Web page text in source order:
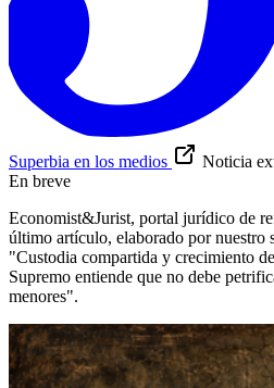
Superbia en los medios Noticia
En breve
Economist&Jurist, portal jurídico de
último artículo, elaborado por nuestro
"Custodia compartida y crecimiento
Supremo entiende que no debe
menores".